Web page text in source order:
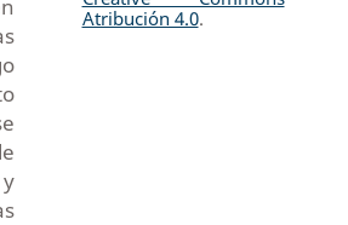
Atribución 4.0.